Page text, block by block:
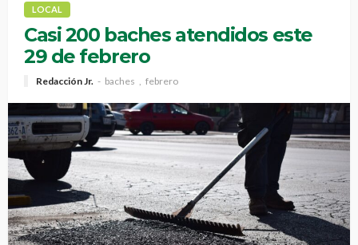
LOCAL
Casi 200 baches atendidos este
29 de febrero
Redacción Jr. baches febrero